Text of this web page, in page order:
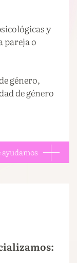
y
pareja o
género,
de género
ayudamos